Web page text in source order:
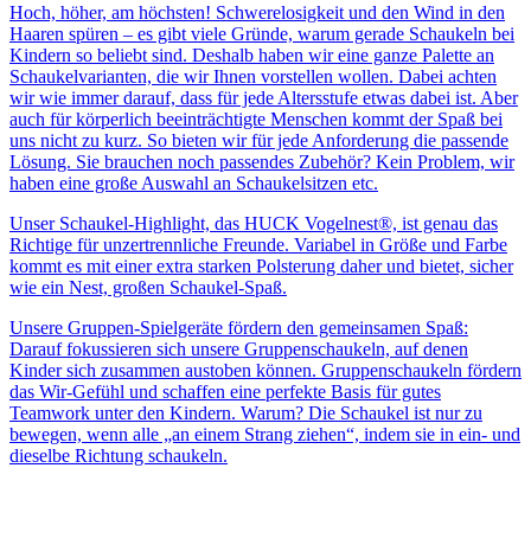
Hoch, höher, am höchsten! Schwerelosigkeit und den Wind in den
Haaren spüren – es gibt viele Gründe, warum gerade Schaukeln bei
Kindern so beliebt sind. Deshalb haben wir eine ganze Palette an
Schaukelvarianten, die wir Ihnen vorstellen wollen. Dabei achten
wir wie immer darauf, dass für jede Altersstufe etwas dabei ist. Aber
auch für körperlich beeinträchtigte Menschen kommt der Spaß bei
uns nicht zu kurz. So bieten wir für jede Anforderung die passende
Lösung. Sie brauchen noch passendes Zubehör? Kein Problem, wir
haben eine große Auswahl an Schaukelsitzen etc.
Unser Schaukel-Highlight, das HUCK Vogelnest®, ist genau das
Richtige für unzertrennliche Freunde. Variabel in Größe und Farbe
kommt es mit einer extra starken Polsterung daher und bietet, sicher
wie ein Nest, großen Schaukel-Spaß.
Unsere Gruppen-Spielgeräte fördern den gemeinsamen Spaß:
Darauf fokussieren sich unsere Gruppenschaukeln, auf denen
Kinder sich zusammen austoben können. Gruppenschaukeln fördern
das Wir-Gefühl und schaffen eine perfekte Basis für gutes
Teamwork unter den Kindern. Warum? Die Schaukel ist nur zu
bewegen, wenn alle „an einem Strang ziehen“, indem sie in ein- und
dieselbe Richtung schaukeln.